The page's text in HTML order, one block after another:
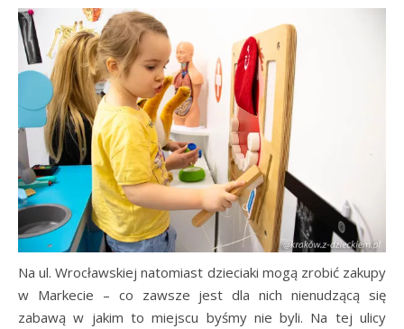
Na ul. Wrocławskiej natomiast dzieciaki mogą zrobić zakupy
w Markecie – co zawsze jest dla nich nienudzącą się
zabawą w jakim to miejscu byśmy nie byli. Na tej ulicy